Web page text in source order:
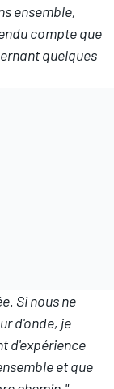
ensemble,
compte que
quelques
Si nous ne
d'onde, je
d'expérience
et que